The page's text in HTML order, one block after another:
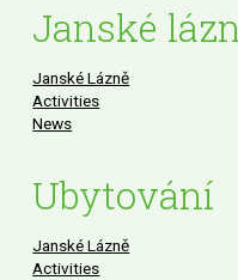
Janské
Janské Lázně
Activities
News
Ubytování
Janské Lázně
Activities